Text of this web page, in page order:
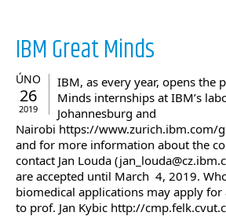
IBM Great Minds
ÚNO
26
2019
IBM, as every year, opens the
Minds internships at IBM’s
Johannesburg and
Nairobi https://www.zurich.ibm.com/
and for more information about the
contact Jan Louda
are accepted until March 4, 2019.
biomedical applications may apply
to prof. Jan Kybic http://